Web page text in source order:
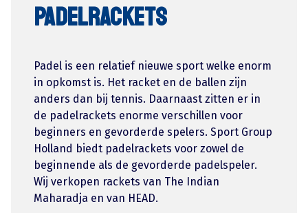
Padelrackets
Padel is een relatief nieuwe sport welke enorm
in opkomst is. Het racket en de ballen zijn
anders dan bij tennis. Daarnaast zitten er in
de padelrackets enorme verschillen voor
beginners en gevorderde spelers. Sport Group
Holland biedt padelrackets voor zowel de
beginnende als de gevorderde padelspeler.
Wij verkopen rackets van The Indian
Maharadja en van HEAD.